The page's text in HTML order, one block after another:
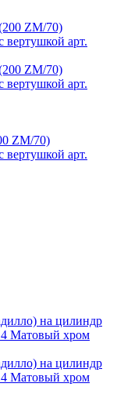
ZM/70)
вертушкой арт.